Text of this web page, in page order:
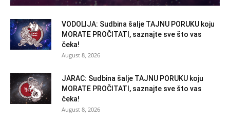
VODOLIJA: Sudbina šalje TAJNU PORUKU koju
MORATE PROČITATI, saznajte sve što vas
čeka!
August 8, 2026
JARAC: Sudbina šalje TAJNU PORUKU koju
MORATE PROČITATI, saznajte sve što vas
čeka!
August 8, 2026